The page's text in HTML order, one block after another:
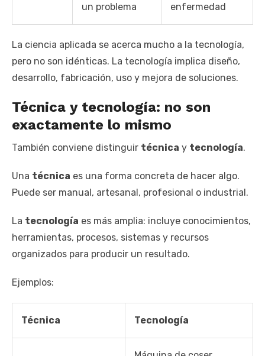
un problema
enfermedad
La ciencia aplicada se acerca mucho a la tecnología,
pero no son idénticas. La tecnología implica diseño,
desarrollo, fabricación, uso y mejora de soluciones.
Técnica y tecnología: no son
exactamente lo mismo
También conviene distinguir técnica y tecnología.
Una técnica es una forma concreta de hacer algo.
Puede ser manual, artesanal, profesional o industrial.
La tecnología es más amplia: incluye conocimientos,
herramientas, procesos, sistemas y recursos
organizados para producir un resultado.
Ejemplos:
Técnica Tecnología